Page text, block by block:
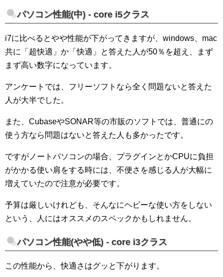
パソコン性能(中) - core i5クラス
i7に比べるとやや性能が下がってきますが、 windows、mac
共に「超快適」か「快適」と答えた人が50％を超え、ま ず
まず高い数字になっています。
アンケートでは、フリーソフトなら全く問題ないと答えた
人が大半でした。
また、CubaseやSONAR等の市販のソフトでは、普通にの
使う方なら問題はないと答えた人も多かったです。
ですがノートパソコンの場合、プラグインとかCPUに負担
がかかる使い肩をする時には、不便さを感じる人が大幅に
増えていたので注意が必要です。
予算は厳しいけれども、そんなにヘビーな使い方をしない
という、人にはオススメのスペックかもしれません。
パソコン性能(やや低) - core i3クラス
この性能から、快適さはグッと下がります。